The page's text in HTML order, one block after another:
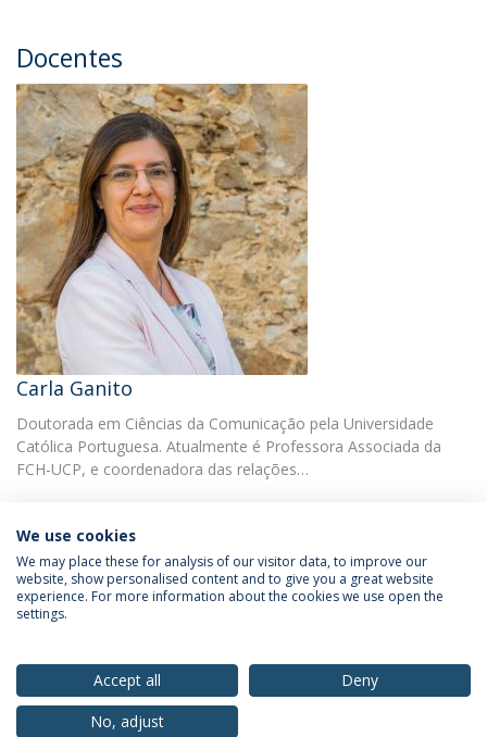
Docentes
Carla Ganito
Doutorada em Ciências da Comunicação pela Universidade
Católica Portuguesa. Atualmente é Professora Associada da
FCH-UCP, e coordenadora das relações…
Política de Privacidade
Termos & Condições
We use cookies
We may place these for analysis of our visitor data, to improve our
website, show personalised content and to give you a great website
experience. For more information about the cookies we use open the
settings.
Accept all
Deny
No, adjust